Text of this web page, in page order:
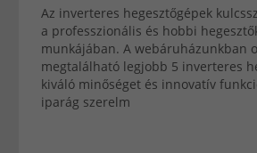
Az inverteres hegesztőgépek
a professzionális és hobbi
munkájában. A webáruházunkban
megtalálható legjobb 5 inverteres
kiváló minőséget és innovatív
iparág szerelm